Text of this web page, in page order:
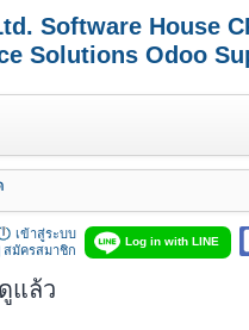
Software House
Solutions Odoo
Log in with LINE
เข้าสู่ระบบ
สมัครสมาชิก
แล้ว